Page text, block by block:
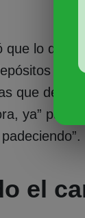
lo que
y
que
ya” para
el